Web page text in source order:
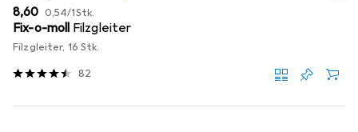
EUR
8,60 EUR
0,54/1Stk.
Fix-o-moll Filzgleiter
Filzgleiter, 16 Stk.
82